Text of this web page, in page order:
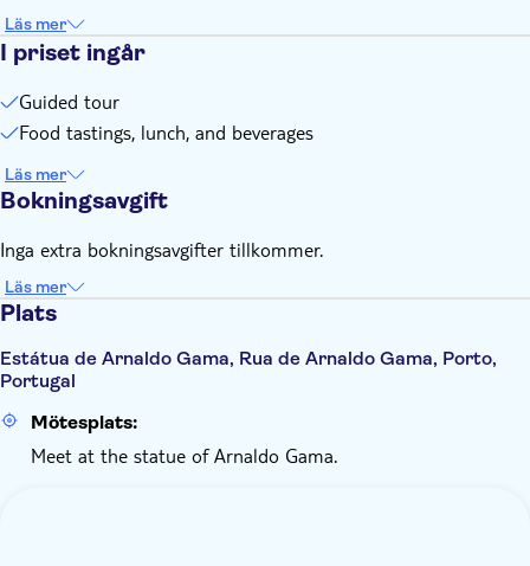
Läs mer
I priset ingår
Guided tour
Food tastings, lunch, and beverages
Läs mer
Bokningsavgift
Inga extra bokningsavgifter tillkommer.
Läs mer
Plats
Estátua de Arnaldo Gama, Rua de Arnaldo Gama, Porto,
Portugal
Mötesplats:
Meet at the statue of Arnaldo Gama.